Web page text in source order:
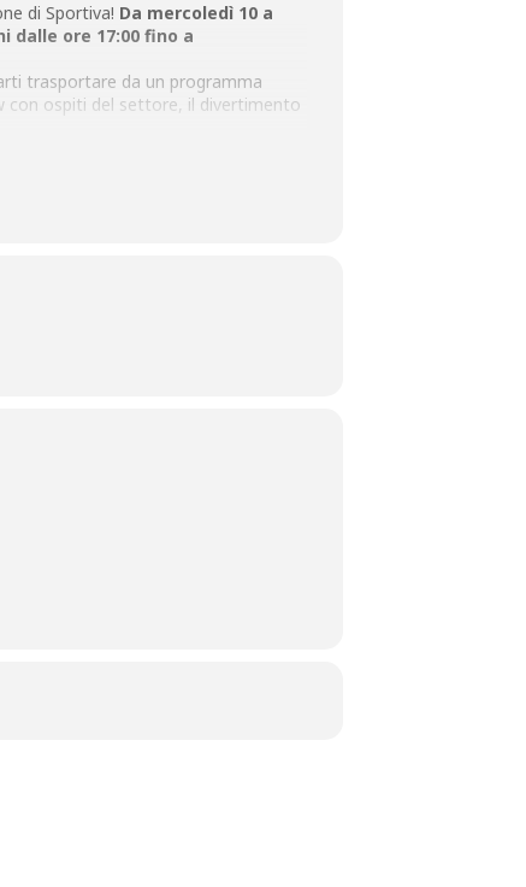
di Sportiva! Da mercoledì 10 a
dalle ore 17:00 fino a
trasportare da un programma
con ospiti del settore, il divertimento
Partecipa anche tu,